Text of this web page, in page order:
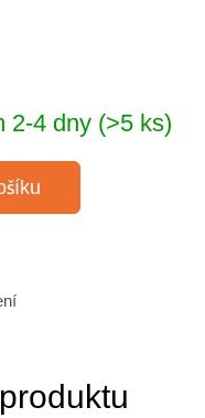
2-4 dny (>5 ks)